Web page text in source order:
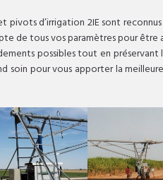
d’irrigation 2IE sont
de tous vos paramètres pour être
possibles tout en préservant
soin pour vous apporter la